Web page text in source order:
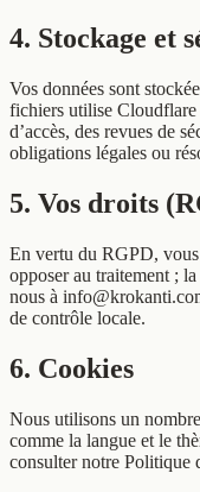
4. Stockage et
Vos données sont
fichiers utilise Cloudflare
d’accès, des revues de
obligations légales ou
5. Vos droits
En vertu du RGPD, vous
opposer au traitement ;
nous à
de contrôle locale.
6. Cookies
Nous utilisons un
comme la langue et le
consulter notre Politique